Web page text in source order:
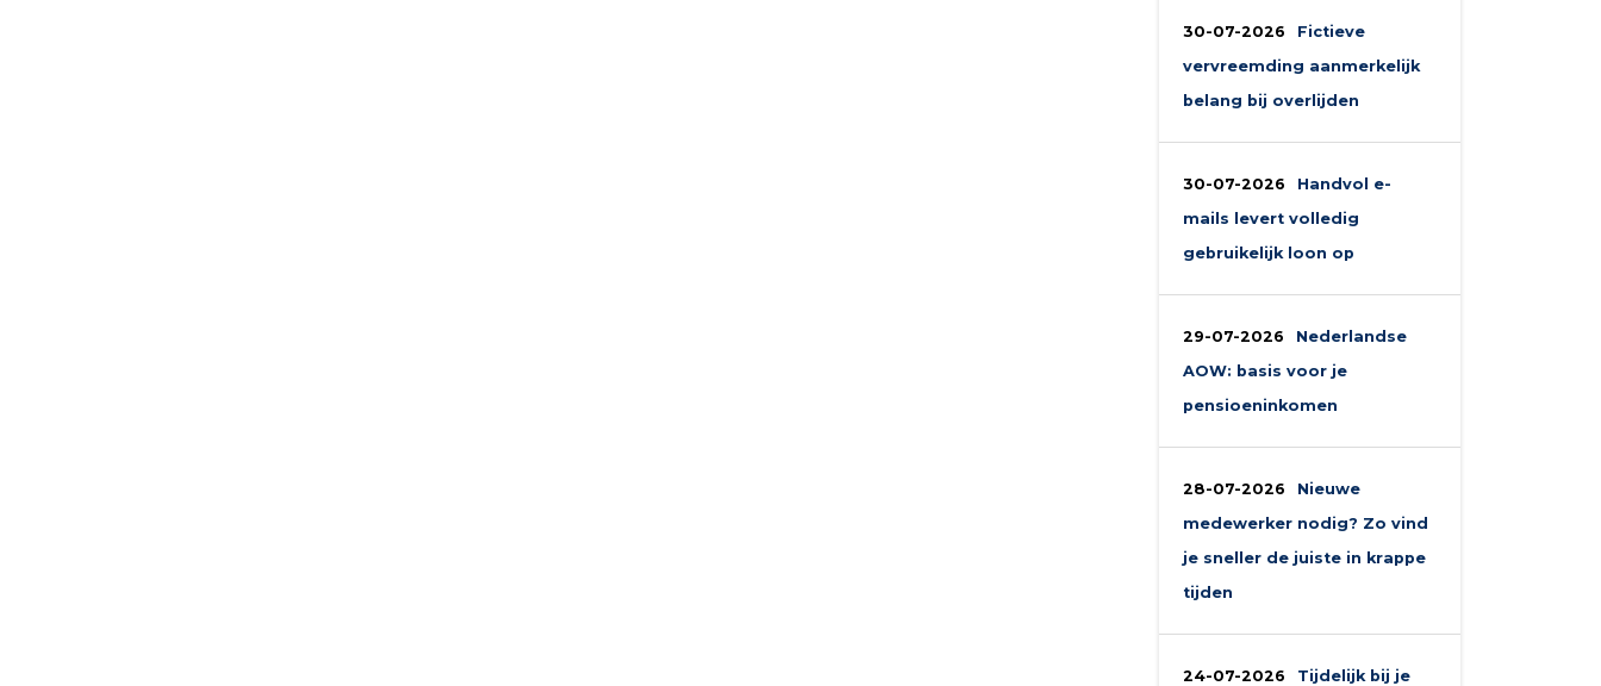
30-07-2026
Fictieve
vervreemding aanmerkelijk
belang bij overlijden
30-07-2026
Handvol e-
mails levert volledig
gebruikelijk loon op
29-07-2026
Nederlandse
AOW: basis voor je
pensioeninkomen
28-07-2026
Nieuwe
medewerker nodig? Zo vind
je sneller de juiste in krappe
tijden
24-07-2026
Tijdelijk bij je